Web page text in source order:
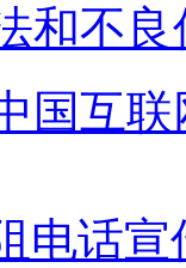
和不
国互
电话宣